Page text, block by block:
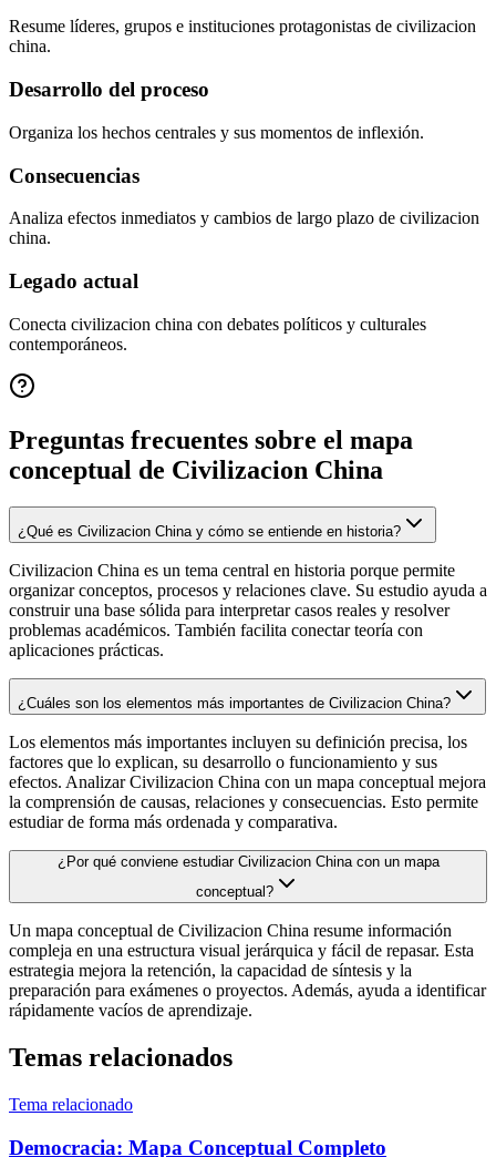
Resume líderes, grupos e instituciones protagonistas de civilizacion
china.
Desarrollo del proceso
Organiza los hechos centrales y sus momentos de inflexión.
Consecuencias
Analiza efectos inmediatos y cambios de largo plazo de civilizacion
china.
Legado actual
Conecta civilizacion china con debates políticos y culturales
contemporáneos.
Preguntas frecuentes sobre el mapa
conceptual de Civilizacion China
¿Qué es Civilizacion China y cómo se entiende en historia?
Civilizacion China es un tema central en historia porque permite
organizar conceptos, procesos y relaciones clave. Su estudio ayuda a
construir una base sólida para interpretar casos reales y resolver
problemas académicos. También facilita conectar teoría con
aplicaciones prácticas.
¿Cuáles son los elementos más importantes de Civilizacion China?
Los elementos más importantes incluyen su definición precisa, los
factores que lo explican, su desarrollo o funcionamiento y sus
efectos. Analizar Civilizacion China con un mapa conceptual mejora
la comprensión de causas, relaciones y consecuencias. Esto permite
estudiar de forma más ordenada y comparativa.
¿Por qué conviene estudiar Civilizacion China con un mapa
conceptual?
Un mapa conceptual de Civilizacion China resume información
compleja en una estructura visual jerárquica y fácil de repasar. Esta
estrategia mejora la retención, la capacidad de síntesis y la
preparación para exámenes o proyectos. Además, ayuda a identificar
rápidamente vacíos de aprendizaje.
Temas relacionados
Tema relacionado
Democracia: Mapa Conceptual Completo